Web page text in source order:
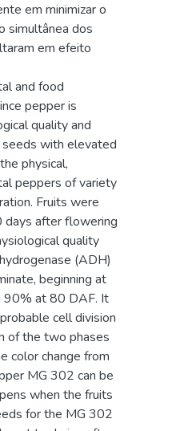
em minimizar o
simultânea dos
em efeito
and food
pepper is
quality and
with elevated
physical,
peppers of variety
Fruits were
after flowering
quality
(ADH)
beginning at
90% at 80 DAF. It
cell division
of the two phases
color change from
MG 302 can be
when the fruits
for the MG 302